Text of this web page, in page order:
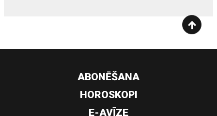
ABONĒŠANA
HOROSKOPI
E-AVĪZE